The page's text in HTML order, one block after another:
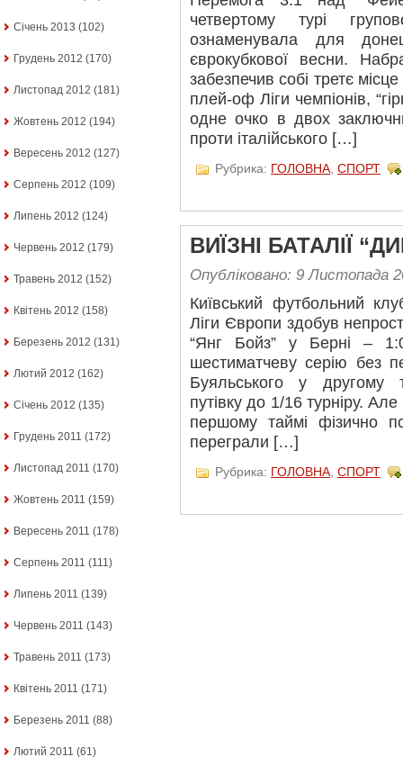
Січень 2013 (102)
Грудень 2012 (170)
Листопад 2012 (181)
Жовтень 2012 (194)
Вересень 2012 (127)
Серпень 2012 (109)
Липень 2012 (124)
Червень 2012 (179)
Травень 2012 (152)
Квітень 2012 (158)
Березень 2012 (131)
Лютий 2012 (162)
Січень 2012 (135)
Грудень 2011 (172)
Листопад 2011 (170)
Жовтень 2011 (159)
Вересень 2011 (178)
Серпень 2011 (111)
Липень 2011 (139)
Червень 2011 (143)
Травень 2011 (173)
Квітень 2011 (171)
Березень 2011 (88)
Лютий 2011 (61)
четвертому турі
ознаменувала для
єврокубкової весни.
забезпечив собі третє
плей-оф Ліги чемпіонів,
одне очко в двох
проти італійського […]
Рубрика: ГОЛОВНА СПОРТ
ВИЇЗНІ БАТАЛІЇ
Опубліковано: 9 Листопада
Київський футбольний
Ліги Європи здобув
“Янг Бойз” у Берні –
шестиматчеву серію без
Буяльського у другому
путівку до 1/16 турніру.
першому таймі фізично
переграли […]
Рубрика: ГОЛОВНА СПОРТ